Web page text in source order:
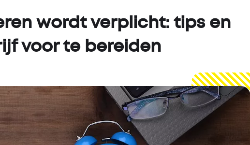
wordt verplicht: tips en
voor te bereiden